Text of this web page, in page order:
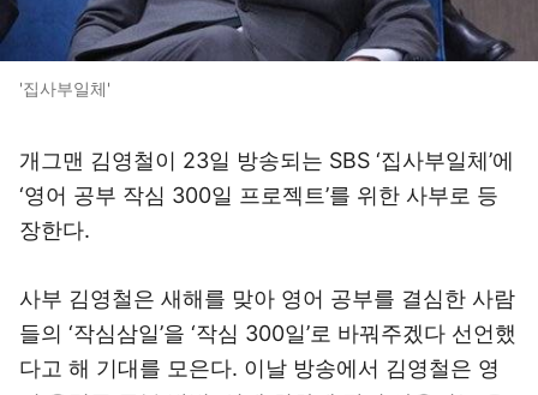
'집사부일체'
개그맨 김영철이 23일 방송되는 SBS ‘집사부일체’에
‘영어 공부 작심 300일 프로젝트’를 위한 사부로 등
장한다.
사부 김영철은 새해를 맞아 영어 공부를 결심한 사람
들의 ‘작심삼일’을 ‘작심 300일’로 바꿔주겠다 선언했
다고 해 기대를 모은다. 이날 방송에서 김영철은 영